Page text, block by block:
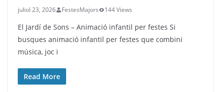
juliol 23, 2026 FestesMajors 144 Views
El Jardí de Sons – Animació infantil per festes Si
busques animació infantil per festes que combini
música, joc i
Read More